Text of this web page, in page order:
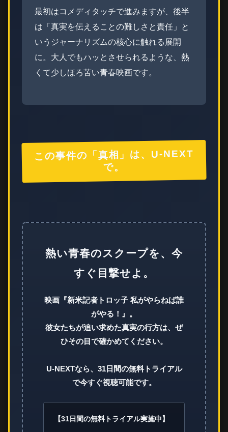
最初はコメディタッチで進みますが、後半
は「真実を伝えることの難しさと責任」と
いうジャーナリズムの核心に触れる展開
に。大人でもハッとさせられるような、熱
くて少しほろ苦い青春映画です。
この事件の「真相」は、U-NEXT
で。
熱い青春のスクープを、今
すぐ目撃せよ。
映画『新米記者トロッ子 私がやらねば誰
がやる！』。
彼女たちが追い求めた真実の行方は、ぜ
ひその目で確かめてください。
U-NEXTなら、31日間の無料トライアル
で今すぐ視聴可能です。
【31日間の無料トライアル実施中】